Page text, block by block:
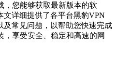
，您能够获取最新版本的软
详细提供了各平台黑豹VPN
及常见问题，以帮助您快速完成
享受安全、稳定和高速的网